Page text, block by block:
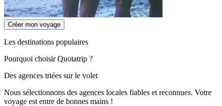
Créer mon voyage
Les destinations populaires
Pourquoi choisir Quotatrip ?
Des agences triées sur le volet
Nous sélectionnons des agences locales fiables et reconnues. Votre
voyage est entre de bonnes mains !